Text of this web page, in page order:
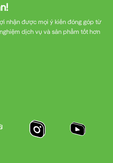
nhận được mọi ý kiến đóng góp từ
dịch vụ và sản phẩm tốt hơn